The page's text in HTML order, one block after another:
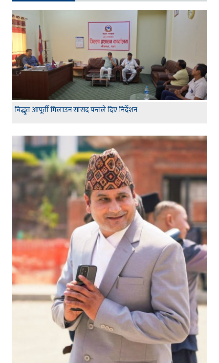
बिद्धुत आपूर्ती मिलाउन सांसद पन्तले दिए निर्देशन